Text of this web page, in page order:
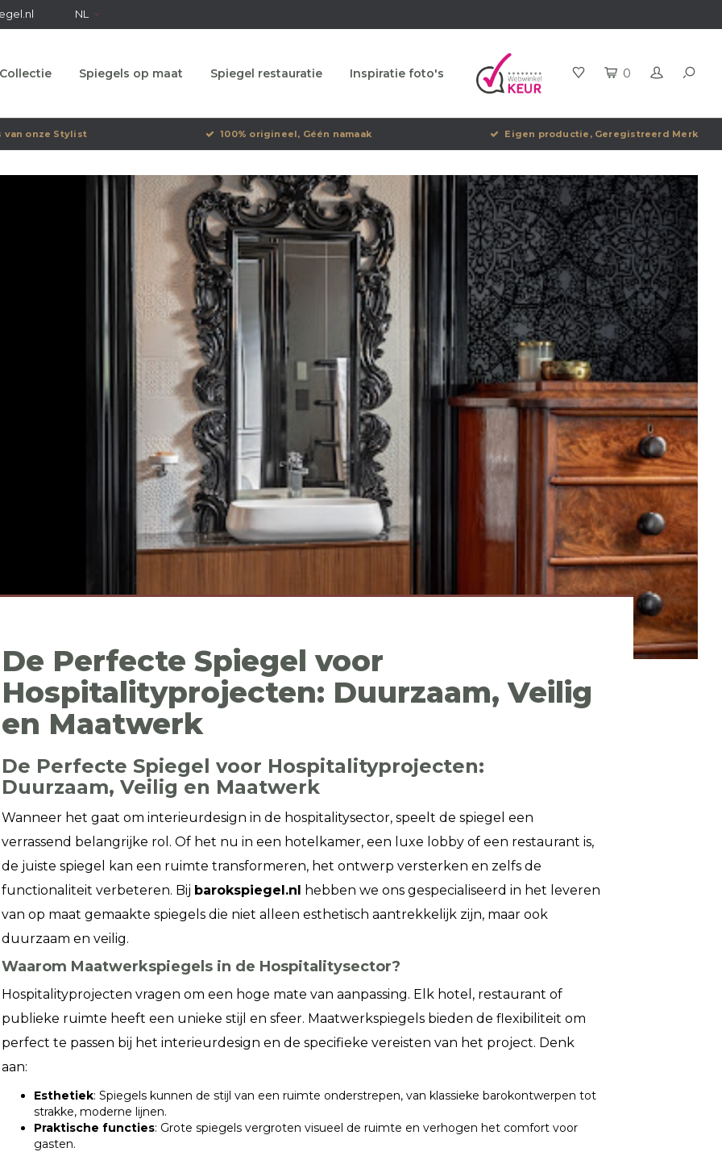
NL
Spiegels op maat Spiegel restauratie Inspiratie foto's 0
van onze Stylist 100% origineel, Géén namaak Eigen productie, Geregistreerd Merk
De Perfecte Spiegel voor
Hospitalityprojecten: Duurzaam, Veilig
en Maatwerk
De Perfecte Spiegel voor Hospitalityprojecten:
Duurzaam, Veilig en Maatwerk
Wanneer het gaat om interieurdesign in de hospitalitysector, speelt de spiegel een
verrassend belangrijke rol. Of het nu in een hotelkamer, een luxe lobby of een restaurant is,
de juiste spiegel kan een ruimte transformeren, het ontwerp versterken en zelfs de
functionaliteit verbeteren. Bij barokspiegel.nl hebben we ons gespecialiseerd in het leveren
van op maat gemaakte spiegels die niet alleen esthetisch aantrekkelijk zijn, maar ook
duurzaam en veilig.
Waarom Maatwerkspiegels in de Hospitalitysector?
Hospitalityprojecten vragen om een hoge mate van aanpassing. Elk hotel, restaurant of
publieke ruimte heeft een unieke stijl en sfeer. Maatwerkspiegels bieden de flexibiliteit om
perfect te passen bij het interieurdesign en de specifieke vereisten van het project. Denk
aan:
Esthetiek: Spiegels kunnen de stijl van een ruimte onderstrepen, van klassieke barokontwerpen tot
strakke, moderne lijnen.
Praktische functies: Grote spiegels vergroten visueel de ruimte en verhogen het comfort voor
gasten.